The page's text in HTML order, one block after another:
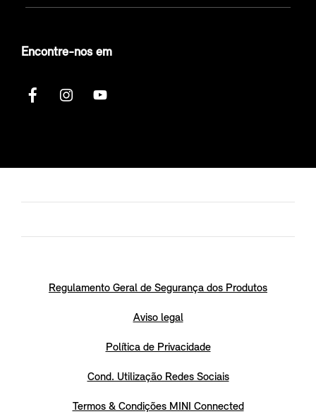
Encontre-nos em
Regulamento Geral de Segurança dos Produtos
Aviso legal
Política de Privacidade
Cond. Utilização Redes Sociais
Termos & Condições MINI Connected